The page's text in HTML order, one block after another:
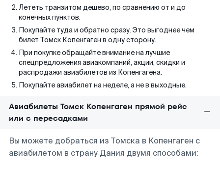
Лететь транзитом дешево, по сравнению от и до
конечных пунктов.
Покупайте туда и обратно сразу. Это выгоднее чем
билет Томск Копенгаген в одну сторону.
При покупке обращайте внимание на лучшие
спецпредложения авиакомпаний, акции, скидки и
распродажи авиабилетов из Копенгагена.
Покупайте авиабилет на неделе, а не в выходные.
Авиабилеты Томск Копенгаген прямой рейс
или с пересадками
Вы можете добраться из Томска в Копенгаген с
авиабилетом в страну Дания двумя способами: